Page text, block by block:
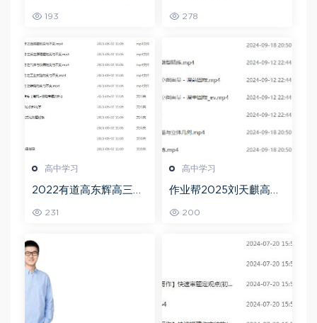
教程
193
教程
278
高中学习
2022有道高东辉高三化
频教程+讲义+点睛班
231
高中学习
作业帮2025刘天麒高二
200